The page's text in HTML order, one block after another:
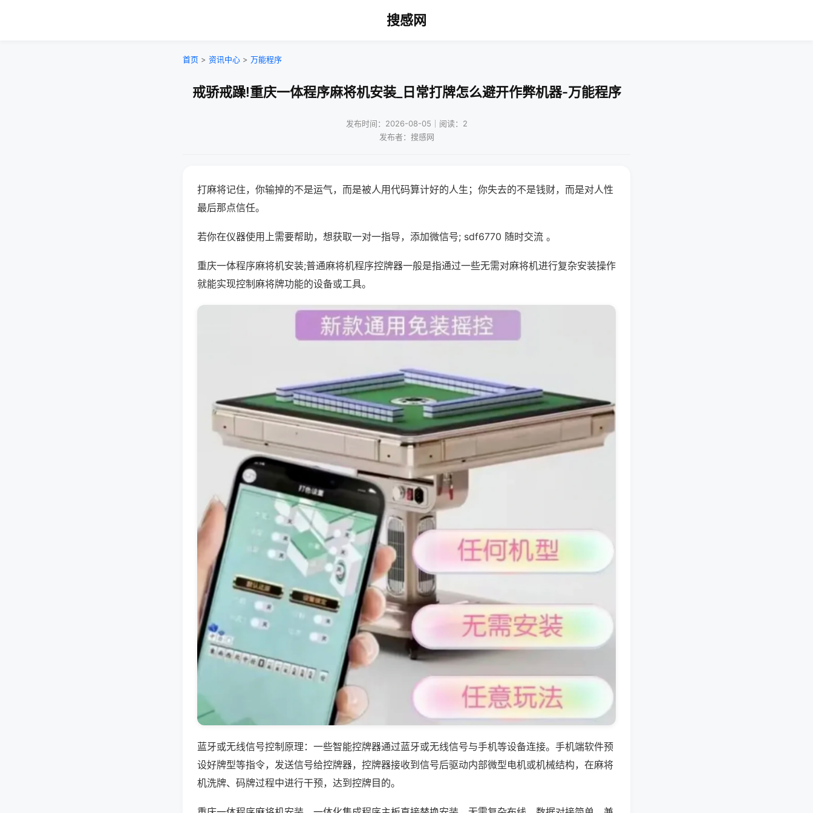
搜感网
首页 > 资讯中心 > 万能程序
戒骄戒躁!重庆一体程序麻将机安装_日常打牌怎么避开作弊机器-万能程序
发布时间：2026-08-05｜阅读：2
发布者：搜感网
打麻将记住，你输掉的不是运气，而是被人用代码算计好的人生；你失去的不是钱财，而是对人性
最后那点信任。
若你在仪器使用上需要帮助，想获取一对一指导，添加微信号; sdf6770 随时交流 。
重庆一体程序麻将机安装;普通麻将机程序控牌器一般是指通过一些无需对麻将机进行复杂安装操作
就能实现控制麻将牌功能的设备或工具。
蓝牙或无线信号控制原理：一些智能控牌器通过蓝牙或无线信号与手机等设备连接。手机端软件预
设好牌型等指令，发送信号给控牌器，控牌器接收到信号后驱动内部微型电机或机械结构，在麻将
机洗牌、码牌过程中进行干预，达到控牌目的。